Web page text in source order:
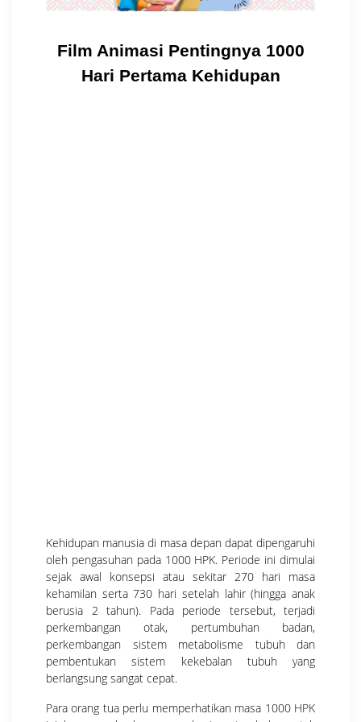
Film Animasi Pentingnya 1000
Hari Pertama Kehidupan
Kehidupan manusia di masa depan dapat dipengaruhi
oleh pengasuhan pada 1000 HPK. Periode ini dimulai
sejak awal konsepsi atau sekitar 270 hari masa
kehamilan serta 730 hari setelah lahir (hingga anak
berusia 2 tahun). Pada periode tersebut, terjadi
perkembangan otak, pertumbuhan badan,
perkembangan sistem metabolisme tubuh dan
pembentukan sistem kekebalan tubuh yang
berlangsung sangat cepat.
Para orang tua perlu memperhatikan masa 1000 HPK